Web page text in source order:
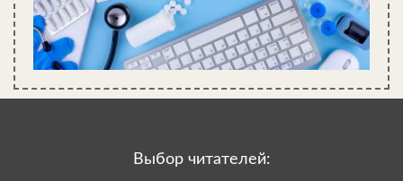
Выбор читателей: